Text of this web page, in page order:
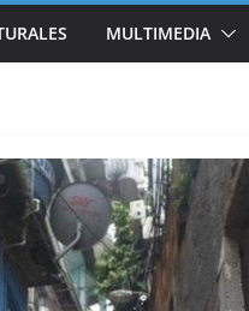
MULTIMEDIA